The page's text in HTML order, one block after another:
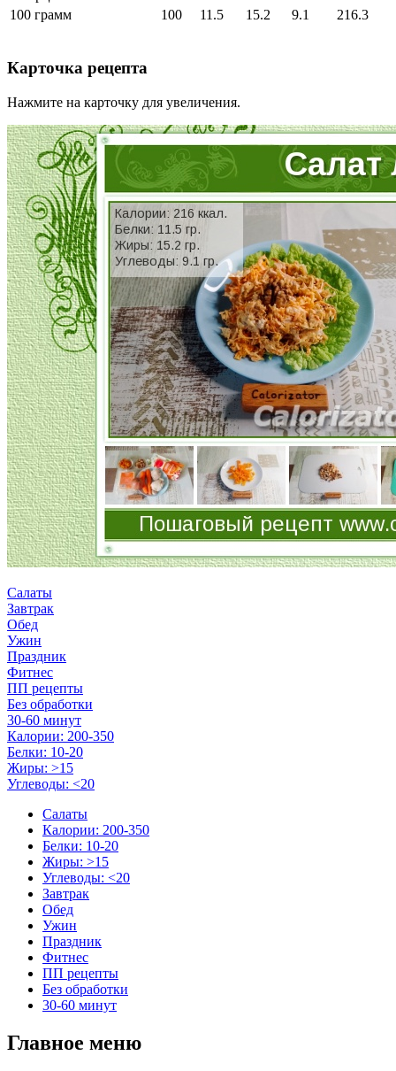
100 грамм
100 11.5 15.2 9.1 216.3
Карточка рецепта
Нажмите на карточку для увеличения.
Салаты
Завтрак
Обед
Ужин
Праздник
Фитнес
ПП рецепты
Без обработки
30-60 минут
Калории: 200-350
Белки: 10-20
Жиры: >15
Углеводы: <20
Салаты
Калории: 200-350
Белки: 10-20
Жиры: >15
Углеводы: <20
Завтрак
Обед
Ужин
Праздник
Фитнес
ПП рецепты
Без обработки
30-60 минут
Главное меню